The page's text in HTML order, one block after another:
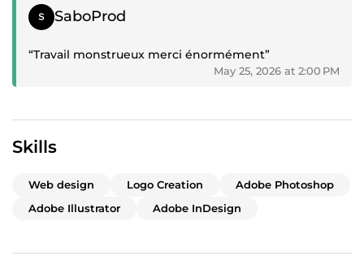
votre accompagnement !”
Positive review
SaboProd
“Travail monstrueux merci énormément”
May 25, 2026 at 2:00 PM
Skills
Web design Logo Creation
Adobe Photoshop
Adobe Illustrator
Adobe InDesign